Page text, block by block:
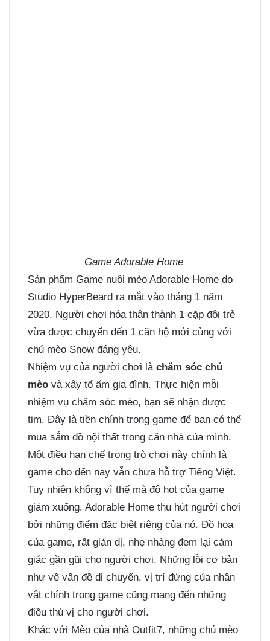
Game Adorable Home
Sản phẩm Game nuôi mèo Adorable Home do
Studio HyperBeard ra mắt vào tháng 1 năm
2020. Người chơi hóa thân thành 1 cặp đôi trẻ
vừa được chuyển đến 1 căn hộ mới cùng với
chú mèo Snow đáng yêu.
Nhiệm vụ của người chơi là chăm sóc chú
mèo và xây tổ ấm gia đình. Thực hiện mỗi
nhiệm vụ chăm sóc mèo, bạn sẽ nhận được
tim. Đây là tiền chính trong game để bạn có thể
mua sắm đồ nội thất trong căn nhà của mình.
Một điều hạn chế trong trò chơi này chính là
game cho đến nay vẫn chưa hỗ trợ Tiếng Việt.
Tuy nhiên không vì thế mà độ hot của game
giảm xuống. Adorable Home thu hút người chơi
bởi những điểm đặc biệt riêng của nó. Đồ họa
của game, rất giản dị, nhẹ nhàng đem lại cảm
giác gần gũi cho người chơi. Những lỗi cơ bản
như về vấn đề di chuyển, vị trí đứng của nhân
vật chính trong game cũng mang đến những
điều thú vị cho người chơi.
Khác với Mèo của nhà Outfit7, những chú mèo